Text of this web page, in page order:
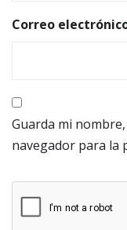
Correo
Guarda mi
navegador para la